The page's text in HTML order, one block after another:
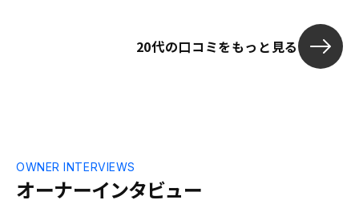
20代の口コミをもっと見る
オーナーインタビュー
OWNER INTERVIEWS